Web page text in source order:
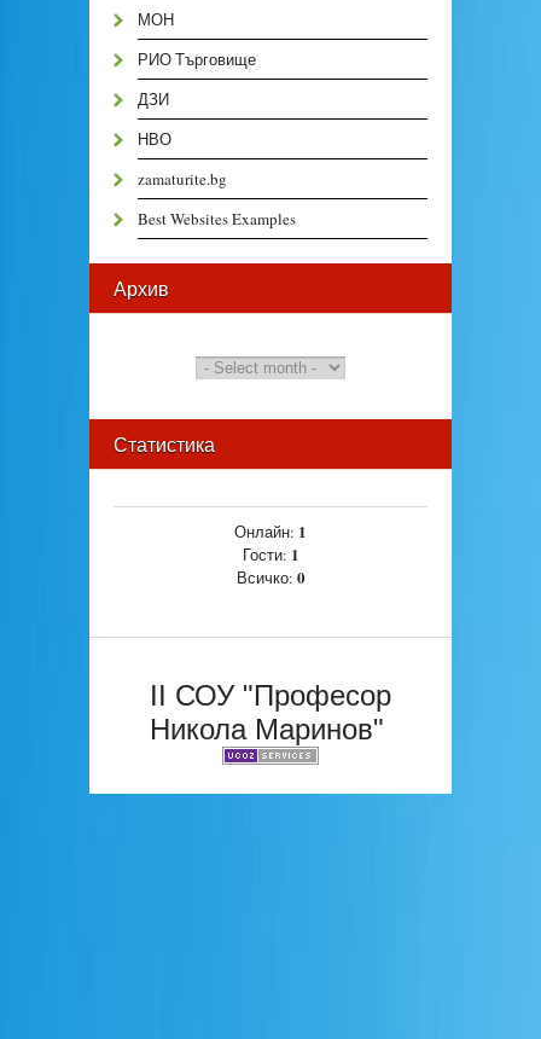
МОН
РИО Търговище
ДЗИ
НВО
zamaturite.bg
Best Websites Examples
Архив
Статистика
Онлайн: 1
Гости: 1
Всичко: 0
II СОУ "Професор
Никола Маринов"